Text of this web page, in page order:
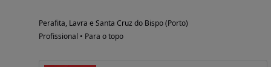
Perafita, Lavra e Santa Cruz do Bispo (Porto)
Profissional • Para o topo